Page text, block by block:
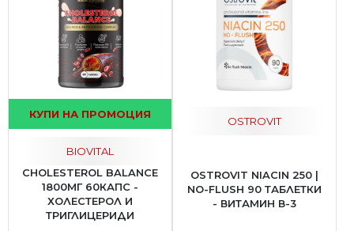
КУПИ НА ПРОМОЦИЯ
BIOVITAL
CHOLESTEROL BALANCE
1800МГ 60КАПС -
ХОЛЕСТЕРОЛ И
ТРИГЛИЦЕРИДИ
OSTROVIT
OSTROVIT NIACIN 250 |
NO-FLUSH 90 ТАБЛЕТКИ
- ВИТАМИН В-3